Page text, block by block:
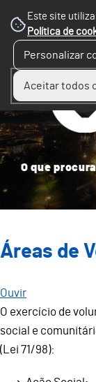
Este site
Política de
Personalizar
Aceitar todos
Áreas de
Ouvir
O exercício de
social e
(Lei 71/98):